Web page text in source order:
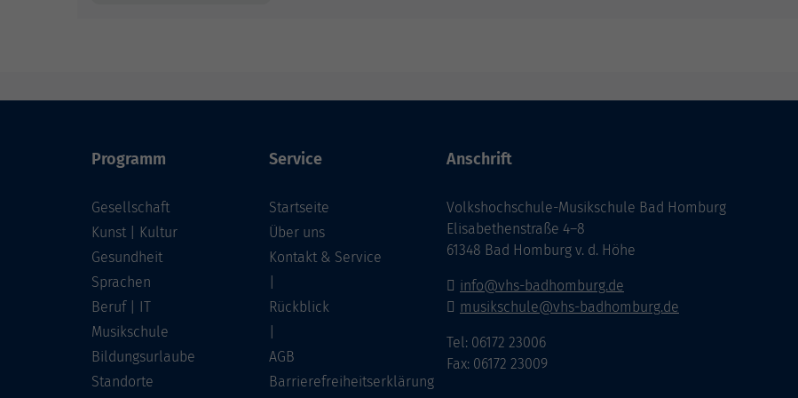
Programm
Gesellschaft
Kunst | Kultur
Gesundheit
Sprachen
Beruf | IT
Musikschule
Bildungsurlaube
Standorte
Service
Startseite
Über uns
Kontakt & Service
Rückblick
AGB
Barrierefreiheitserklärung
Anschrift
Volkshochschule-Musikschule Bad Homburg
Elisabethenstraße 4–8
61348 Bad Homburg v. d. Höhe
info@vhs-badhomburg.de
musikschule@vhs-badhomburg.de
Tel: 06172 23006
Fax: 06172 23009